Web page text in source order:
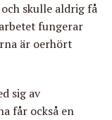
skulle aldrig få
fungerar
är oerhört
sig av
får också en